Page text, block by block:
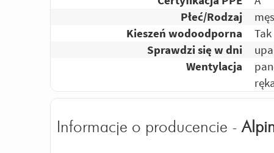
Płeć/Rodzaj
Kieszeń wodoodporna
Tak
Sprawdzi się w dni
Wentylacja
Informacje o producencie -